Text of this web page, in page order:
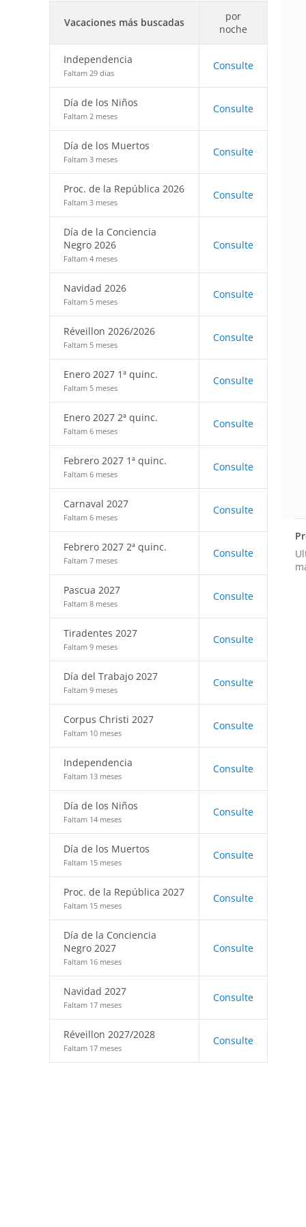
Vacaciones más buscadas
por
noche
Independencia
Faltam 29 dias
Consulte
Día de los Niños
Faltam 2 meses
Consulte
Día de los Muertos
Faltam 3 meses
Consulte
Proc. de la República 2026
Faltam 3 meses
Consulte
Día de la Conciencia
Negro 2026
Faltam 4 meses
Consulte
Navidad 2026
Faltam 5 meses
Consulte
Réveillon 2026/2026
Faltam 5 meses
Consulte
Enero 2027 1ª quinc.
Faltam 5 meses
Consulte
Enero 2027 2ª quinc.
Faltam 6 meses
Consulte
Febrero 2027 1ª quinc.
Faltam 6 meses
Consulte
Carnaval 2027
Faltam 6 meses
Consulte
Febrero 2027 2ª quinc.
Faltam 7 meses
Consulte
Pascua 2027
Faltam 8 meses
Consulte
Tiradentes 2027
Faltam 9 meses
Consulte
Día del Trabajo 2027
Faltam 9 meses
Consulte
Corpus Christi 2027
Faltam 10 meses
Consulte
Independencia
Faltam 13 meses
Consulte
Día de los Niños
Faltam 14 meses
Consulte
Día de los Muertos
Faltam 15 meses
Consulte
Proc. de la República 2027
Faltam 15 meses
Consulte
Día de la Conciencia
Negro 2027
Faltam 16 meses
Consulte
Navidad 2027
Faltam 17 meses
Consulte
Réveillon 2027/2028
Faltam 17 meses
Consulte